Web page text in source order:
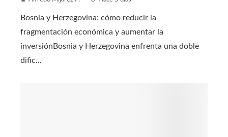
Bosnia y Herzegovina: cómo reducir la
fragmentación económica y aumentar la
inversiónBosnia y Herzegovina enfrenta una doble
dific...